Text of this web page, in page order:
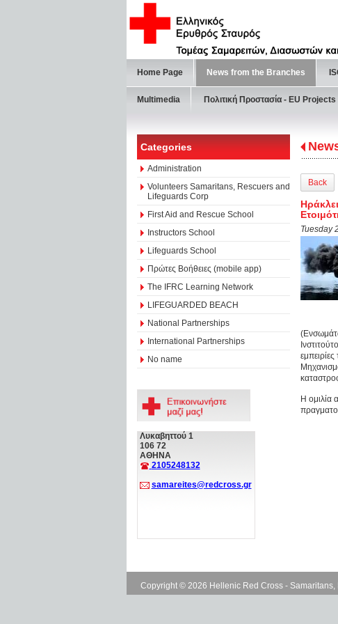
Home Page News from the Branches
Multimedia Πολιτική Προστασία - ΕU Projects
Categories
Administration
Volunteers Samaritans, Rescuers and
Lifeguards Corp
First Aid and Rescue School
Instructors School
Lifeguards School
Πρώτες Βοήθειες (mobile app)
The IFRC Learning Network
LIFEGUARDED BEACH
National Partnerships
International Partnerships
No name
Λυκαβηττού 1
106 72
ΑΘΗΝΑ
2105248132
samareites@redcross.gr
Back
Tuesday
Η ομιλία
Copyright © 2026 Hellenic Red Cross -